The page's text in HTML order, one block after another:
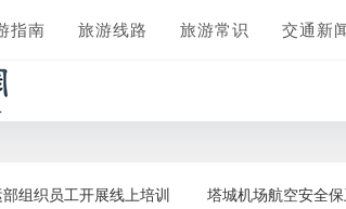
指南 旅游线路 旅游常识 交通新
工开展线上培训 塔城机场航空安全保卫部持